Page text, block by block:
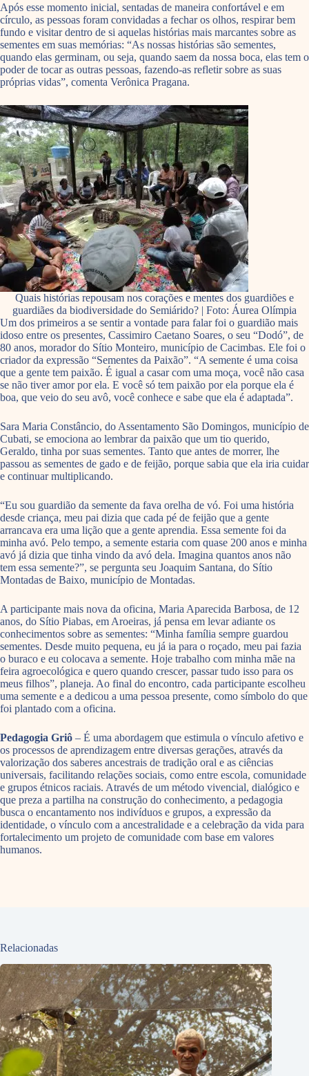
Após esse momento inicial, sentadas de maneira confortável e em
círculo, as pessoas foram convidadas a fechar os olhos, respirar bem
fundo e visitar dentro de si aquelas histórias mais marcantes sobre as
sementes em suas memórias: “As nossas histórias são sementes,
quando elas germinam, ou seja, quando saem da nossa boca, elas tem o
poder de tocar as outras pessoas, fazendo-as refletir sobre as suas
próprias vidas”, comenta Verônica Pragana.
Quais histórias repousam nos corações e mentes dos guardiões e
guardiães da biodiversidade do Semiárido? | Foto: Áurea Olímpia
Um dos primeiros a se sentir a vontade para falar foi o guardião mais
idoso entre os presentes, Cassimiro Caetano Soares, o seu “Dodó”, de
80 anos, morador do Sítio Monteiro, município de Cacimbas. Ele foi o
criador da expressão “Sementes da Paixão”. “A semente é uma coisa
que a gente tem paixão. É igual a casar com uma moça, você não casa
se não tiver amor por ela. E você só tem paixão por ela porque ela é
boa, que veio do seu avô, você conhece e sabe que ela é adaptada”.
Sara Maria Constâncio, do Assentamento São Domingos, município de
Cubati, se emociona ao lembrar da paixão que um tio querido,
Geraldo, tinha por suas sementes. Tanto que antes de morrer, lhe
passou as sementes de gado e de feijão, porque sabia que ela iria cuidar
e continuar multiplicando.
“Eu sou guardião da semente da fava orelha de vó. Foi uma história
desde criança, meu pai dizia que cada pé de feijão que a gente
arrancava era uma lição que a gente aprendia. Essa semente foi da
minha avó. Pelo tempo, a semente estaria com quase 200 anos e minha
avó já dizia que tinha vindo da avó dela. Imagina quantos anos não
tem essa semente?”, se pergunta seu Joaquim Santana, do Sítio
Montadas de Baixo, município de Montadas.
A participante mais nova da oficina, Maria Aparecida Barbosa, de 12
anos, do Sítio Piabas, em Aroeiras, já pensa em levar adiante os
conhecimentos sobre as sementes: “Minha família sempre guardou
sementes. Desde muito pequena, eu já ia para o roçado, meu pai fazia
o buraco e eu colocava a semente. Hoje trabalho com minha mãe na
feira agroecológica e quero quando crescer, passar tudo isso para os
meus filhos”, planeja. Ao final do encontro, cada participante escolheu
uma semente e a dedicou a uma pessoa presente, como símbolo do que
foi plantado com a oficina.
Pedagogia Griô – É uma abordagem que estimula o vínculo afetivo e
os processos de aprendizagem entre diversas gerações, através da
valorização dos saberes ancestrais de tradição oral e as ciências
universais, facilitando relações sociais, como entre escola, comunidade
e grupos étnicos raciais. Através de um método vivencial, dialógico e
que preza a partilha na construção do conhecimento, a pedagogia
busca o encantamento nos indivíduos e grupos, a expressão da
identidade, o vínculo com a ancestralidade e a celebração da vida para
fortalecimento um projeto de comunidade com base em valores
humanos.
Relacionadas